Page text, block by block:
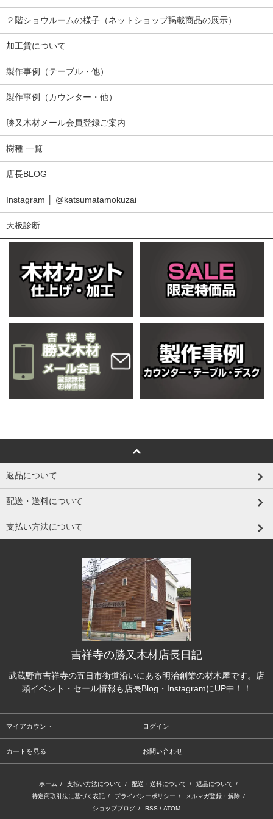
２階ショウルームの様子（ネットショップ掲載商品の展示）
加工賃について
製作事例（テーブル・他）
製作事例（カウンター・他）
勝又木材メール会員登録ご案内
樹種 一覧
店長BLOG
Instagram │ @katsumatamokuzai
天板診断
返品について
配送・送料について
支払い方法について
吉祥寺の勝又木材店長日記
武蔵野市吉祥寺の五日市街道沿いにある明治創業の材木屋です。店
頭イベント・セール情報も店長Blog・InstagramにUP中！！
マイアカウント ログイン
カートを見る お問い合わせ
ホーム / 支払い方法について / 配送・送料について / 返品について /
特定商取引法に基づく表記 / プライバシーポリシー / メルマガ登録・解除 /
ショップブログ / RSS / ATOM